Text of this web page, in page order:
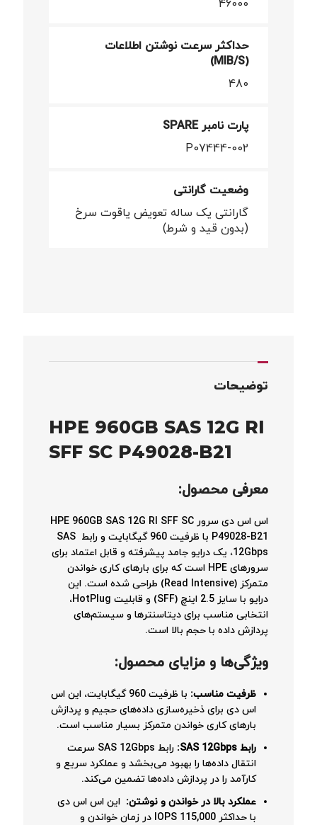
46000
حداکثر سرعت نوشتن اطلاعات
(MIB/S)
480
پارت نامبر SPARE
P07444-002
وضعیت گارانتی
گارانتی یک ساله تعویض یاقوت سرخ
(بدون قید و شرط)
توضیحات
HPE 960GB SAS 12G RI
SFF SC P49028-B21
معرفی محصول:
اس اس دی سرور HPE 960GB SAS 12G RI SFF SC
P49028-B21 با ظرفیت 960 گیگابایت و رابط SAS
12Gbps، یک درایو جامد پیشرفته و قابل اعتماد برای
سرورهای HPE است که برای بارهای کاری خواندن
متمرکز (Read Intensive) طراحی شده است. این
درایو با سایز 2.5 اینچ (SFF) و قابلیت HotPlug،
انتخابی مناسب برای دیتاسنترها و سیستم‌های
پردازش داده با حجم بالا است.
ویژگی‌ها و مزایای محصول:
ظرفیت مناسب:
با ظرفیت 960 گیگابایت، این اس
اس دی برای ذخیره‌سازی داده‌های حجیم و پردازش
بارهای کاری خواندن متمرکز بسیار مناسب است.
رابط
:
رابط SAS 12Gbps سرعت
انتقال داده‌ها را بهبود می‌بخشد و عملکرد سریع و
کارآمد را در پردازش داده‌ها تضمین می‌کند.
عملکرد بالا در خواندن و نوشتن: این اس اس دی
با حداکثر 115,000 IOPS در زمان خواندن و